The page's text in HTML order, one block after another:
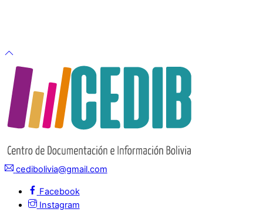
cedibolivia@gmail.com
Facebook
Instagram